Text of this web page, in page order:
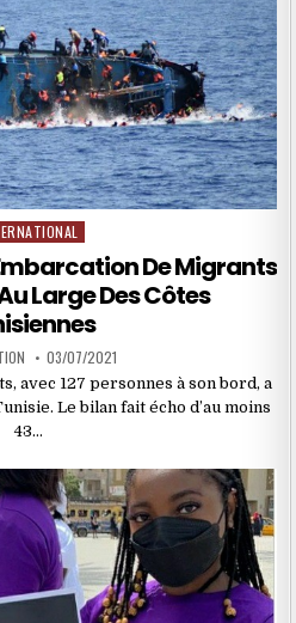
De Migrants
Large Des Côtes
03/07/2021
avec 127 personnes à son bord, a
Le bilan fait écho d’au moins
43…